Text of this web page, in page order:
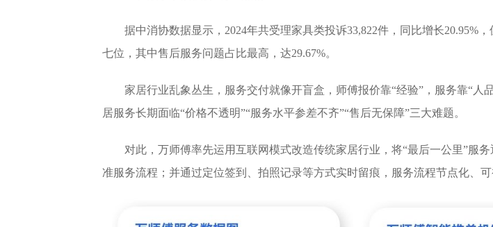
据中消协数据显示，2024年共受理家具类投诉33,822件，同比增长20.95%
七位，其中售后服务问题占比最高，达29.67%。‌
家居行业乱象丛生，服务交付就像开盲盒，师傅报价靠“经验”，服务靠“人
居服务长期面临“价格不透明”“服务水平参差不齐”“售后无保障”三大难题。
对此，万师傅率先运用互联网模式改造传统家居行业，将“最后一公里”服
准服务流程；并通过定位签到、拍照记录等方式实时留痕，服务流程节点化、可